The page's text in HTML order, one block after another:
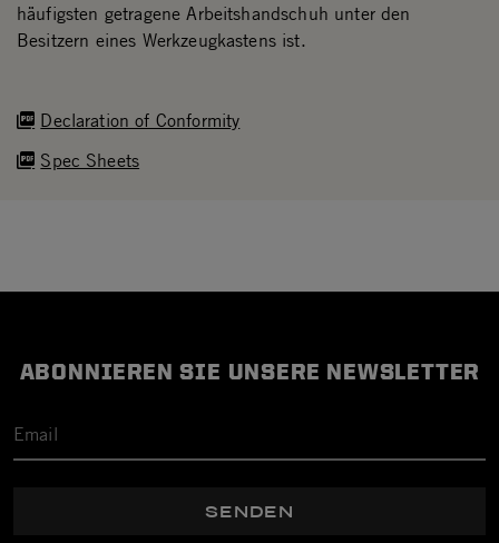
Declaration of Conformity
Spec Sheets
häufigsten getragene Arbeitshandschuh unter den
Besitzern eines Werkzeugkastens ist.
ABONNIEREN SIE UNSERE NEWSLETTER
SENDEN